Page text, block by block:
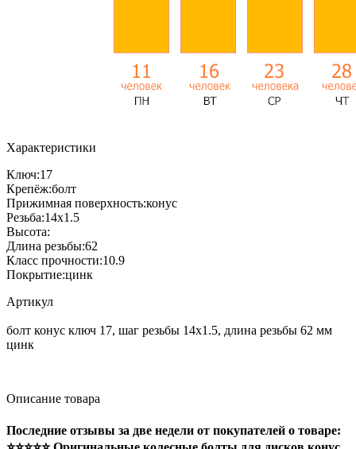
Характеристики
Ключ:17
Крепёж:болт
Прижимная поверхность:конус
Резьба:14x1.5
Высота:
Длина резьбы:62
Класс прочности:10.9
Покрытие:цинк
Артикул
болт конус ключ 17, шаг резьбы 14x1.5, длина резьбы 62 мм
цинк
Описание товара
Последние отзывы за две недели от покупателей о товаре: